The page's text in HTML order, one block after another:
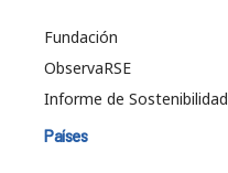
Fundación
ObservaRSE
Informe de Sostenibilidad
Países